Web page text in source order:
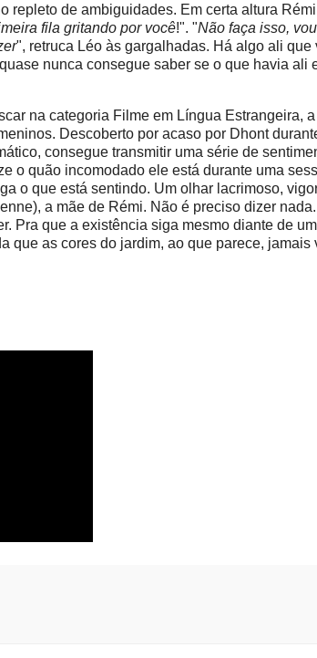
repleto de ambiguidades. Em certa altura
fila gritando por você!". "Não faça isso,
", retruca Léo às gargalhadas. Há algo ali que
nunca consegue saber se o que havia ali
na categoria Filme em Língua Estrangeira,
Descoberto por acaso por Dhont
consegue transmitir uma série de
o quão incomodado ele está durante uma
o que está sentindo. Um olhar lacrimoso,
a mãe de Rémi. Não é preciso dizer
Pra que a existência siga mesmo diante de
que as cores do jardim, ao que parece, jamais